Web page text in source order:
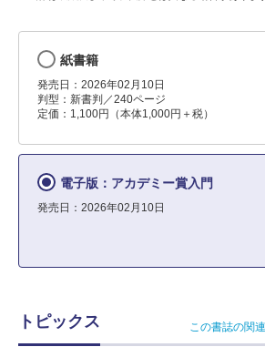
紙書籍
発売日：2026年02月10日
判型：新書判／240ページ
定価：1,100円（本体1,000円＋税）
電子版：アカデミー賞入門
発売日：2026年02月10日
トピックス この書誌の関